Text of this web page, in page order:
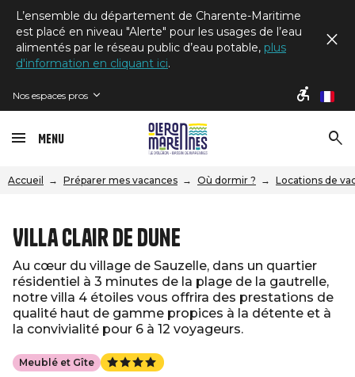
L’ensemble du département de Charente-Maritime
est placé en niveau "Alerte" pour les usages de l’eau
alimentés par le réseau public d’eau potable, plus
d'information en cliquant ici.
Nos espaces pros fr
Menu
Accueil Préparer mes vacances Où dormir ? Locations de
Villa clair de dune
Au cœur du village de Sauzelle, dans un quartier
résidentiel à 3 minutes de la plage de la gautrelle,
notre villa 4 étoiles vous offrira des prestations de
qualité haut de gamme propices à la détente et à
la convivialité pour 6 à 12 voyageurs.
Meublé et Gîte